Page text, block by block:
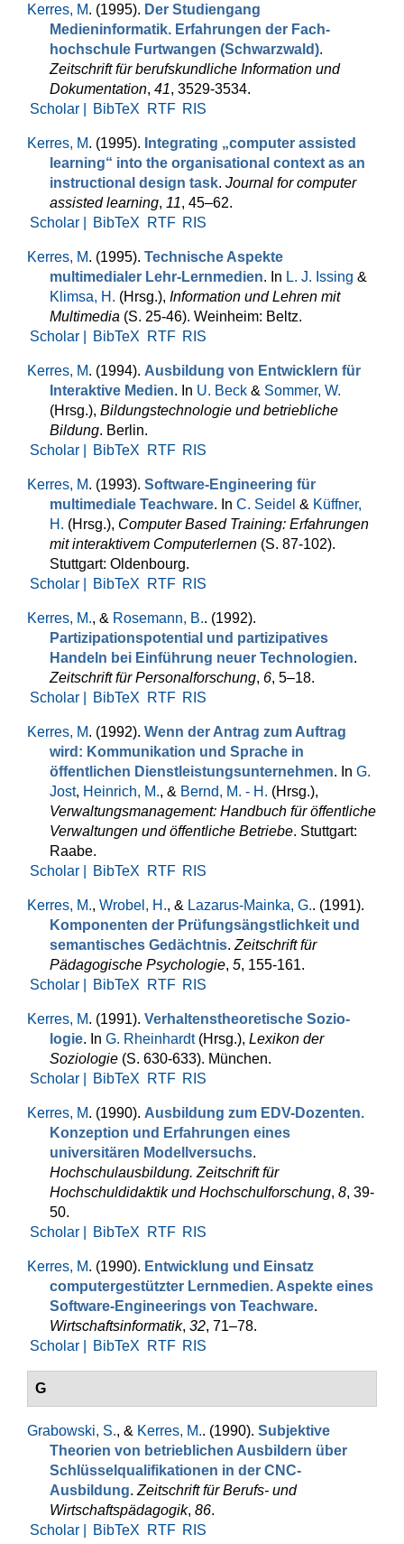
Kerres, M. (1995). Der Studiengang
Medieninformatik. Erfahrungen der Fach­
hochschule Furtwangen (Schwarzwald).
Zeitschrift für berufs­kundliche Information und
Dokumentation, 41, 3529-3534.
Scholar |
BibTeX RTF RIS
Kerres, M. (1995). Integrating „computer assisted
learning“ into the organisational context as an
instructional design task. Journal for computer
assisted learning, 11, 45–62.
Scholar |
BibTeX RTF RIS
Kerres, M. (1995). Technische Aspekte
multimedialer Lehr-Lernmedien. In L. J. Issing &
Klimsa, H. (Hrsg.), Information und Lehren mit
Multimedia (S. 25-46). Weinheim: Beltz.
Scholar |
BibTeX RTF RIS
Kerres, M. (1994). Ausbildung von Entwicklern für
Interaktive Medien. In U. Beck & Sommer, W.
(Hrsg.), Bildungstechnologie und betriebliche
Bildung. Berlin.
Scholar |
BibTeX RTF RIS
Kerres, M. (1993). Software-Engineering für
multimediale Teachware. In C. Seidel & Küffner,
H. (Hrsg.), Computer Based Training: Erfahrungen
mit inter­aktivem Computerlernen (S. 87-102).
Stuttgart: Oldenbourg.
Scholar |
BibTeX RTF RIS
Kerres, M., & Rosemann, B.. (1992).
Partizipationspotential und partizipatives
Handeln bei Einführung neuer Tech­nologien.
Zeitschrift für Per­sonal­for­schung, 6, 5–18.
Scholar |
BibTeX RTF RIS
Kerres, M. (1992). Wenn der Antrag zum Auftrag
wird: Kommunikation und Sprache in
öffentlichen Dienstleistungsunternehmen. In G.
Jost, Heinrich, M., & Bernd, M. - H. (Hrsg.),
Verwaltungsmanagement: Handbuch für öffentliche
Verwaltungen und öffentliche Betriebe. Stuttgart:
Raabe.
Scholar |
BibTeX RTF RIS
Kerres, M., Wrobel, H., & Lazarus-Mainka, G.. (1991).
Kompo­nenten der Prüfungsängstlichkeit und
semantisches Ge­dächtnis. Zeitschrift für
Pädagogische Psychologie, 5, 155-161.
Scholar |
BibTeX RTF RIS
Kerres, M. (1991). Verhaltenstheoretische Sozio­
logie. In G. Rheinhardt(Hrsg.), Lexikon der
Soziologie (S. 630-633). München.
Scholar |
BibTeX RTF RIS
Kerres, M. (1990). Ausbildung zum EDV-Dozenten.
Konzeption und Erfahrungen eines
universitären Modellversuchs.
Hochschulausbildung. Zeit­schrift für
Hochschuldidaktik und Hochschulforschung, 8, 39-
50.
Scholar |
BibTeX RTF RIS
Kerres, M. (1990). Entwicklung und Einsatz
computergestützter Lernmedien. Aspekte eines
Software-Engineerings von Teachware.
Wirtschaftsinformatik, 32, 71–78.
Scholar |
BibTeX RTF RIS
G
Grabowski, S., & Kerres, M.. (1990). Subjektive
Theorien von be­trieblichen Ausbil­dern über
Schlüsselqualifikationen in der CNC-
Ausbildung. Zeitschrift für Berufs- und
Wirtschaftspädagogik, 86.
Scholar |
BibTeX RTF RIS